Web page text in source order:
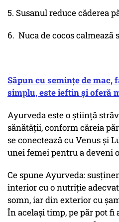
5. Susanul reduce căderea
6. Nuca de cocos calmează
Săpun cu semințe de mac,
simplu, este ieftin și oferă
Ayurveda este o știință
sănătății, conform căreia
se conectează cu Venus și
unei femei pentru a deveni
Ce spune Ayurveda:
interior cu o nutriție
somn, iar din exterior cu
În același timp, pe păr pot fi